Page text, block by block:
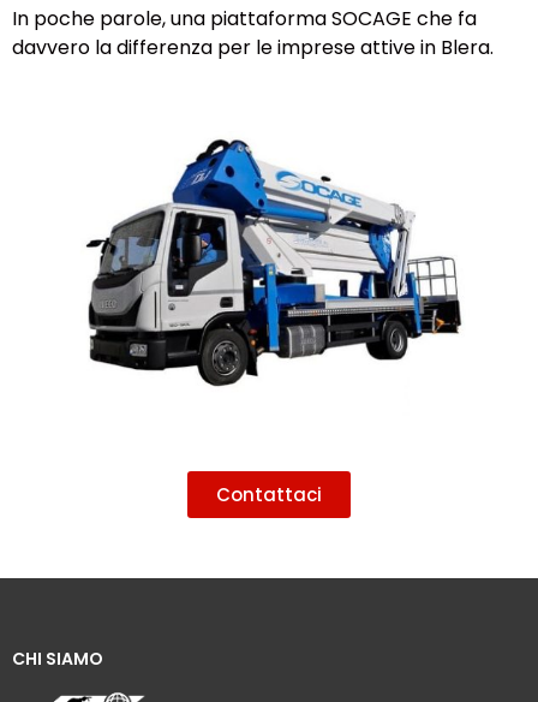
In poche parole, una piattaforma SOCAGE che fa
davvero la differenza per le imprese attive in Blera.
Contattaci
CHI SIAMO